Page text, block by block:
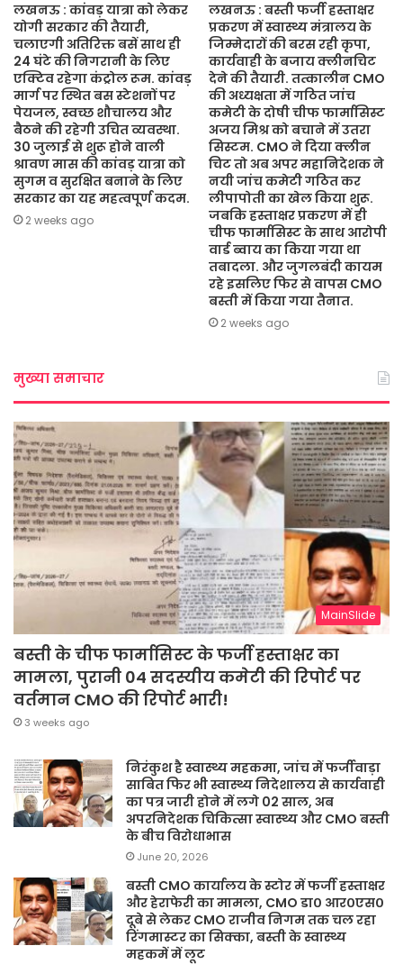
लखनऊ : कांवड़ यात्रा को लेकर
योगी सरकार की तैयारी,
चलाएगी अतिरिक्त बसें साथ ही
24 घंटे की निगरानी के लिए
एक्टिव रहेगा कंट्रोल रूम. कांवड़
मार्ग पर स्थित बस स्टेशनों पर
पेयजल, स्वच्छ शौचालय और
बैठने की रहेगी उचित व्यवस्था.
30 जुलाई से शुरू होने वाली
श्रावण मास की कांवड़ यात्रा को
सुगम व सुरक्षित बनाने के लिए
सरकार का यह महत्वपूर्ण कदम.
2 weeks ago
लखनऊ : बस्ती फर्जी हस्ताक्षर
प्रकरण में स्वास्थ्य मंत्रालय के
जिम्मेदारों की बरस रही कृपा,
कार्यवाही के बजाय क्लीनचिट
देने की तैयारी. तत्कालीन CMO
की अध्यक्षता में गठित जांच
कमेटी के दोषी चीफ फार्मासिस्ट
अजय मिश्र को बचाने में उतरा
सिस्टम. CMO ने दिया क्लीन
चिट तो अब अपर महानिदेशक ने
नयी जांच कमेटी गठित कर
लीपापोती का खेल किया शुरू.
जबकि हस्ताक्षर प्रकरण में ही
चीफ फार्मासिस्ट के साथ आरोपी
वार्ड ब्वाय का किया गया था
तबादला. और जुगलबंदी कायम
रहे इसलिए फिर से वापस CMO
बस्ती में किया गया तैनात.
2 weeks ago
मुख्या समाचार
MainSlide
बस्ती के चीफ फार्मासिस्ट के फर्जी हस्ताक्षर का
मामला, पुरानी 04 सदस्यीय कमेटी की रिपोर्ट पर
वर्तमान CMO की रिपोर्ट भारी!
3 weeks ago
निरंकुश है स्वास्थ्य महकमा, जांच में फर्जीवाड़ा
साबित फिर भी स्वास्थ्य निदेशालय से कार्यवाही
का पत्र जारी होने में लगे 02 साल, अब
अपरनिदेशक चिकित्सा स्वास्थ्य और CMO बस्ती
के बीच विरोधाभास
June 20, 2026
बस्ती CMO कार्यालय के स्टोर में फर्जी हस्ताक्षर
और हेराफेरी का मामला, CMO डा० आर०एस०
दूबे से लेकर CMO राजीव निगम तक चल रहा
रिंगमास्टर का सिक्का, बस्ती के स्वास्थ्य
महकमें में लूट